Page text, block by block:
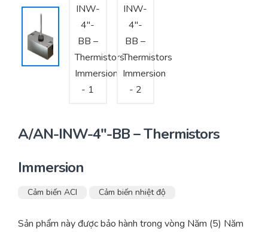
Tư vấn thiết kế, thi công tủ điều khiển
Thi công – Lắp đặt hệ thống HVAC
A/AN-INW-4″-BB – Thermistors
Immersion
Cảm biến ACI Cảm biến nhiệt độ
Sản phẩm này được bảo hành trong vòng Năm (5) Năm